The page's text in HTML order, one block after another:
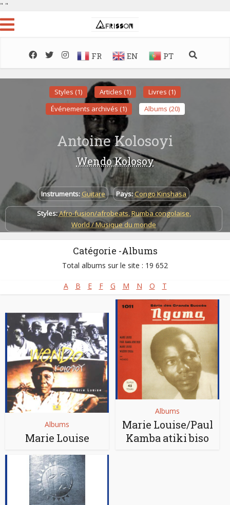
" "
FR EN PT
Styles (1) Articles (1)
Livres (1)
Événements archivés (1)
Albums (20)
Antoine Kolosoyi
Wendo Kolosoy
Instruments: Guitare Pays:Congo Kinshasa
Styles:Afro-fusion/afrobeats,Rumba congolaise,
World / Musique du monde
Catégorie -Albums
Total albums sur le site : 19 652
A B E F G M N O T
Albums
Marie Louise
Albums
Marie Louise/Paul
Kamba atiki biso